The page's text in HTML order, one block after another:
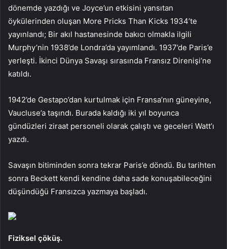
dönemde yazdığı ve Joyce’un etkisini yansıtan
öykülerinden oluşan More Pricks Than Kicks 1934’te
yayınlandı; Bir akıl hastanesinde bakıcı olmakla ilgili
Murphy’nin 1938’de Londra’da yayımlandı. 1937’de Paris’e
yerleşti. İkinci Dünya Savaşı sırasında Fransız Direnişi’ne
katıldı.
1942’de Gestapo’dan kurtulmak için Fransa’nın güneyine,
Vaucluse’a taşındı. Burada kaldığı iki yıl boyunca
gündüzleri ziraat personeli olarak çalıştı ve geceleri Watt’ı
yazdı.
Savaşın bitiminden sonra tekrar Paris’e döndü. Bu tarihten
sonra Beckett kendi kendine daha sade konuşabileceğini
düşündüğü Fransızca yazmaya başladı.
Fiziksel çöküş.